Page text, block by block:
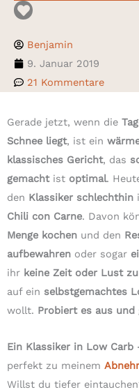
Benjamin
9. Januar 2019
21 Kommentare
Gerade jetzt, wenn die
Schnee liegt, ist ein
klassisches Gericht, das
gemachtist optimal.
den Klassiker schlechthin
Chili con Carne. Davon
Menge kochen und den
aufbewahren oder sogar
ihr keine Zeit oder Lust
auf ein selbstgemachtes
wollt. Probiert es aus
Ein Klassiker in Low
perfekt zu meinem
Willst du tiefer